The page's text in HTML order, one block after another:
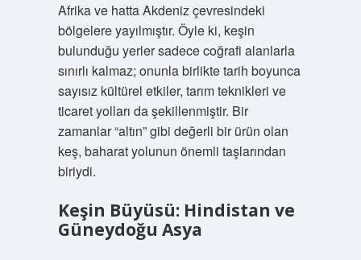
Afrika ve hatta Akdeniz çevresindeki
bölgelere yayılmıştır. Öyle ki, keşin
bulunduğu yerler sadece coğrafi alanlarla
sınırlı kalmaz; onunla birlikte tarih boyunca
sayısız kültürel etkiler, tarım teknikleri ve
ticaret yolları da şekillenmiştir. Bir
zamanlar “altın” gibi değerli bir ürün olan
keş, baharat yolunun önemli taşlarından
biriydi.
Keşin Büyüsü: Hindistan ve
Güneydoğu Asya